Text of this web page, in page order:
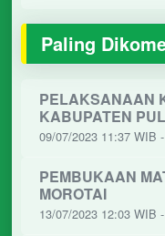
Paling
PELAKSANAAN
KABUPATEN
09/07/2023 11:37 WIB
PEMBUKAAN
MOROTAI
13/07/2023 12:03 WIB